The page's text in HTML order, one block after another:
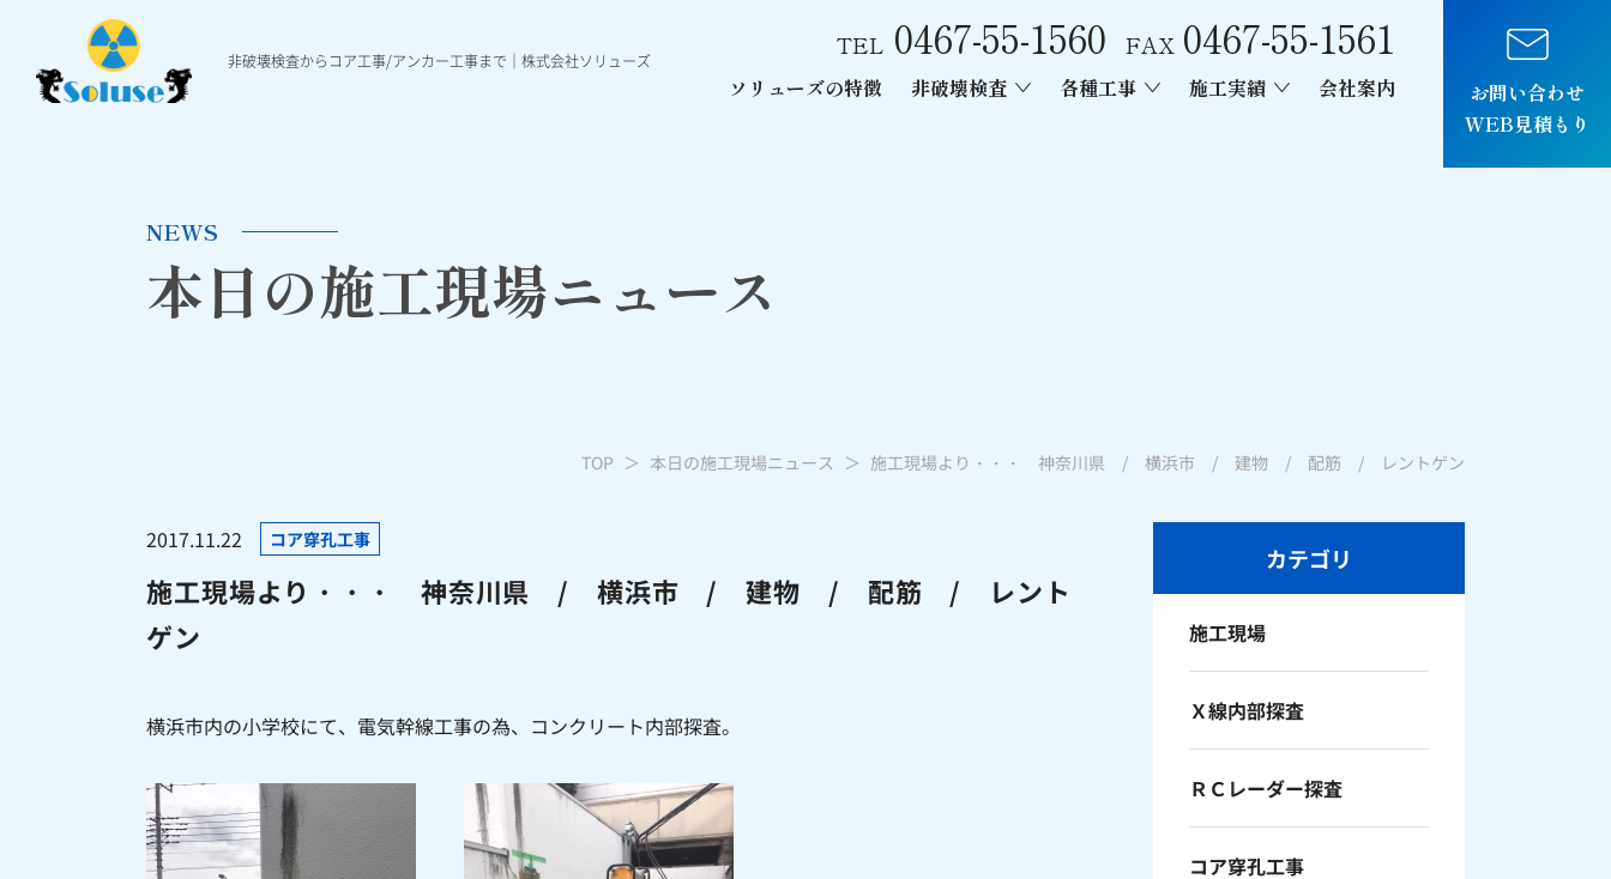
非破壊検査からコア工事/アンカー工事まで｜株式会社ソリューズ
TEL 0467-55-1560 FAX 0467-55-1561
ソリューズの特徴 非破壊検査 各種工事 施工実績 会社案内
お問い合わせ
WEB見積もり
NEWS
本日の施工現場ニュース
TOP 本日の施工現場ニュース 施工現場より・・・ 神奈川県 / 横浜市 / 建物 / 配筋 / レントゲン
カテゴリ
施工現場
Ｘ線内部探査
ＲＣレーダー探査
コア穿孔工事
2017.11.22 コア穿孔工事
施工現場より・・・ 神奈川県 / 横浜市 / 建物 / 配筋 / レント
ゲン
横浜市内の小学校にて、電気幹線工事の為、コンクリート内部探査。